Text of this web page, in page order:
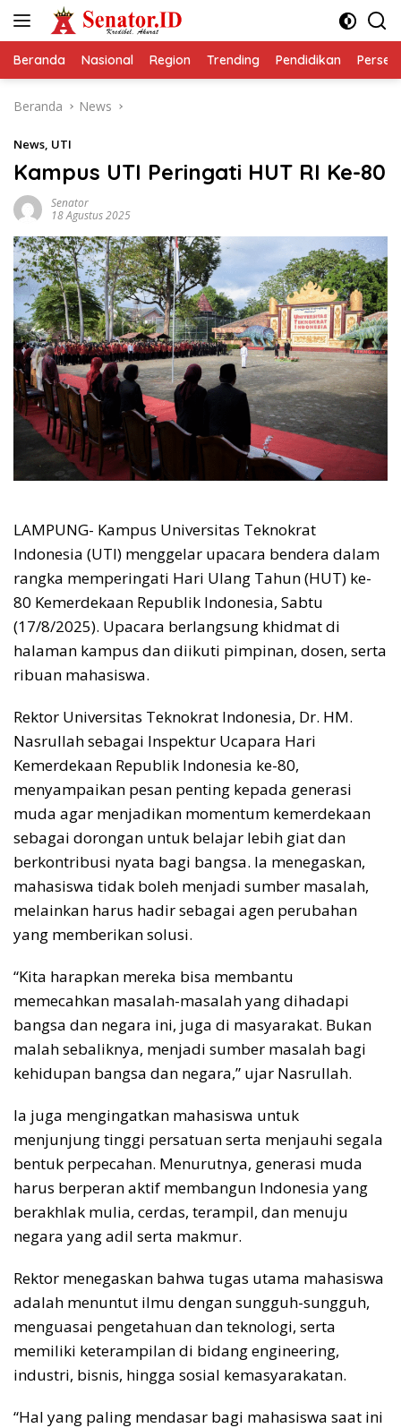
Beranda Nasional Region Trending Pendidikan
Beranda News
News, UTI
Kampus UTI Peringati HUT RI Ke-80
Senator
18 Agustus 2025
LAMPUNG- Kampus Universitas Teknokrat
Indonesia (UTI) menggelar upacara bendera dalam
rangka memperingati Hari Ulang Tahun (HUT) ke-
80 Kemerdekaan Republik Indonesia, Sabtu
(17/8/2025). Upacara berlangsung khidmat di
halaman kampus dan diikuti pimpinan, dosen, serta
ribuan mahasiswa.
Rektor Universitas Teknokrat Indonesia, Dr. HM.
Nasrullah sebagai Inspektur Ucapara Hari
Kemerdekaan Republik Indonesia ke-80,
menyampaikan pesan penting kepada generasi
muda agar menjadikan momentum kemerdekaan
sebagai dorongan untuk belajar lebih giat dan
berkontribusi nyata bagi bangsa. Ia menegaskan,
mahasiswa tidak boleh menjadi sumber masalah,
melainkan harus hadir sebagai agen perubahan
yang memberikan solusi.
“Kita harapkan mereka bisa membantu
memecahkan masalah-masalah yang dihadapi
bangsa dan negara ini, juga di masyarakat. Bukan
malah sebaliknya, menjadi sumber masalah bagi
kehidupan bangsa dan negara,” ujar Nasrullah.
Ia juga mengingatkan mahasiswa untuk
menjunjung tinggi persatuan serta menjauhi segala
bentuk perpecahan. Menurutnya, generasi muda
harus berperan aktif membangun Indonesia yang
berakhlak mulia, cerdas, terampil, dan menuju
negara yang adil serta makmur.
Rektor menegaskan bahwa tugas utama mahasiswa
adalah menuntut ilmu dengan sungguh-sungguh,
menguasai pengetahuan dan teknologi, serta
memiliki keterampilan di bidang engineering,
industri, bisnis, hingga sosial kemasyarakatan.
“Hal yang paling mendasar bagi mahasiswa saat ini